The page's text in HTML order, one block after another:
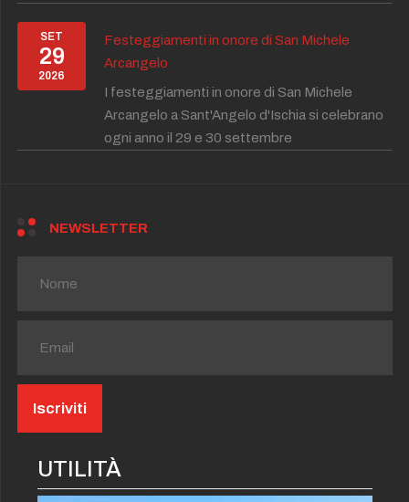
SET
29
2026
Festeggiamenti in onore di San Michele
Arcangelo
I festeggiamenti in onore di San Michele
Arcangelo a Sant'Angelo d'Ischia si celebrano
ogni anno il 29 e 30 settembre
NEWSLETTER
UTILITÀ